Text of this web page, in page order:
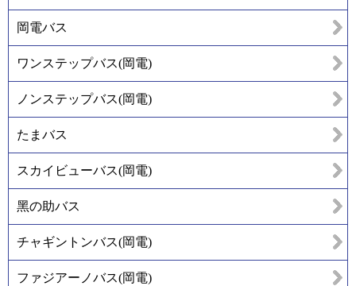
岡電バス
ワンステップバス(岡電)
ノンステップバス(岡電)
たまバス
スカイビューバス(岡電)
黑の助バス
チャギントンバス(岡電)
ファジアーノバス(岡電)